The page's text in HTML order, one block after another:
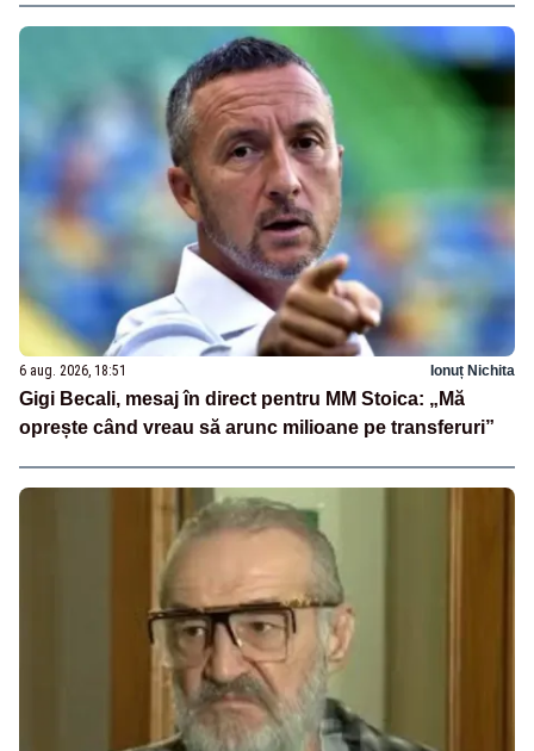
6 aug. 2026, 18:51 Ionuț Nichita
Gigi Becali, mesaj în direct pentru MM Stoica: „Mă
oprește când vreau să arunc milioane pe transferuri”